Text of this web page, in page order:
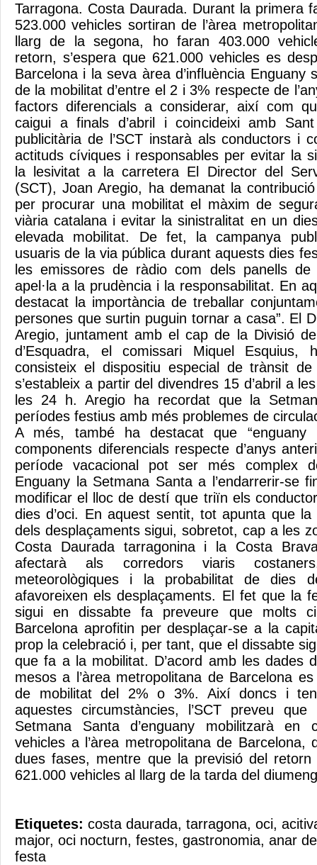
Tarragona. Costa Daurada. Durant la primera
523.000 vehicles sortiran de l’àrea
llarg de la segona, ho faran 403.000
retorn, s’espera que 621.000 vehicles es
Barcelona i la seva àrea d’influència Enguany
de la mobilitat d’entre el 2 i 3% respecte de
factors diferencials a considerar, així com
caigui a finals d’abril i coincideixi amb
publicitària de l’SCT instarà als conductors i
actituds cíviques i responsables per evitar la
la lesivitat a la carretera El Director del
(SCT), Joan Aregio, ha demanat la
per procurar una mobilitat el màxim de
viària catalana i evitar la sinistralitat en un
elevada mobilitat. De fet, la campanya
usuaris de la via pública durant aquests dies
les emissores de ràdio com dels panells de
apel·la a la prudència i la responsabilitat. En
destacat la importància de treballar
persones que surtin puguin tornar a casa”. El
Aregio, juntament amb el cap de la Divisió
d’Esquadra, el comissari Miquel Esquius,
consisteix el dispositiu especial de trànsit
s’estableix a partir del divendres 15 d’abril a
les 24 h. Aregio ha recordat que la
períodes festius amb més problemes de
A més, també ha destacat que
components diferencials respecte d’anys
període vacacional pot ser més complex
Enguany la Setmana Santa a l’endarrerir-se
modificar el lloc de destí que triïn els
dies d’oci. En aquest sentit, tot apunta que la
dels desplaçaments sigui, sobretot, cap a les
Costa Daurada tarragonina i la Costa
afectarà als corredors viaris
meteorològiques i la probabilitat de dies
afavoreixen els desplaçaments. El fet que la
sigui en dissabte fa preveure que molts
Barcelona aprofitin per desplaçar-se a la
prop la celebració i, per tant, que el dissabte
que fa a la mobilitat. D’acord amb les dades
mesos a l’àrea metropolitana de Barcelona
de mobilitat del 2% o 3%. Així doncs i
aquestes circumstàncies, l’SCT preveu que
Setmana Santa d’enguany mobilitzarà en
vehicles a l’àrea metropolitana de Barcelona,
dues fases, mentre que la previsió del
621.000 vehicles al llarg de la tarda del
Etiquetes: costa daurada, tarragona, oci,
major, oci nocturn, festes, gastronomia, anar
festa